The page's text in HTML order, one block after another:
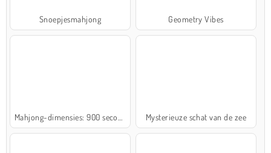
Snoepjesmahjong Geometry Vibes
Mysterieuze schat van de zee